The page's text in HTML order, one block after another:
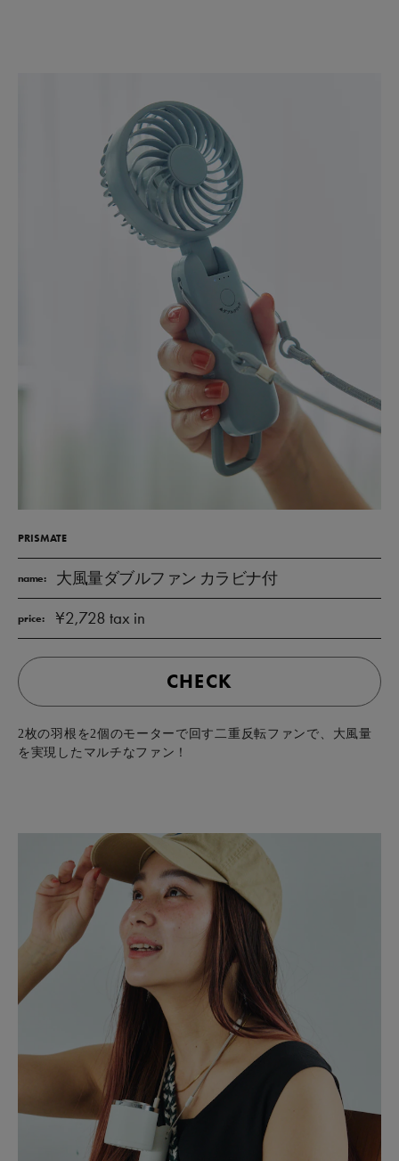
PRISMATE
name: 大風量ダブルファン カラビナ付
price: ¥2,728 tax in
CHECK
2枚の羽根を2個のモーターで回す二重反転ファンで、大風量
を実現したマルチなファン！